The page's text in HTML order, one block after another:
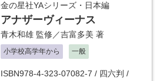
金の星社YAシリーズ・日本編
アナザーヴィーナス
青木和雄 監修／吉富多美 著
小学校高学年から 一般
ISBN978-4-323-07082-7 / 四六判 /